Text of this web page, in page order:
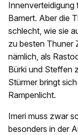
Innenverteidigung
Bamert. Aber die
schlecht, wie sie
zu besten Thuner
nämlich, als
Bürki und Steffen
Stürmer bringt
Rampenlicht.
Imeri muss zwar
besonders in der